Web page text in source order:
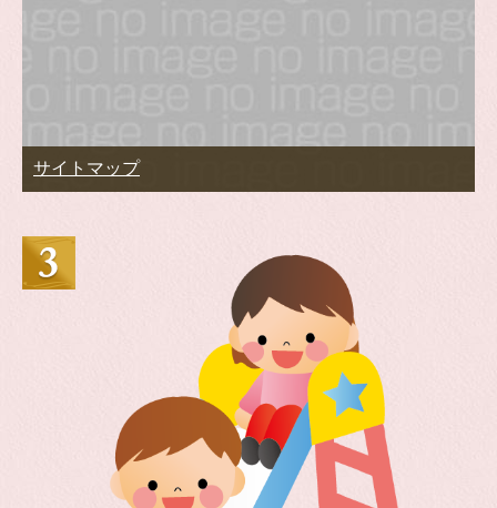
サイトマップ